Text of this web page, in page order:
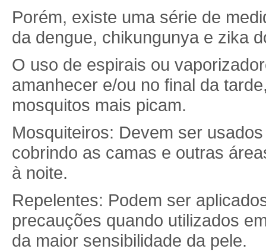
Porém, existe uma série de
da dengue, chikungunya e zika
O uso de espirais ou
amanhecer e/ou no final da
mosquitos mais picam.
Mosquiteiros: Devem ser
cobrindo as camas e outras
à noite.
Repelentes: Podem ser
precauções quando utilizados
da maior sensibilidade da pele.